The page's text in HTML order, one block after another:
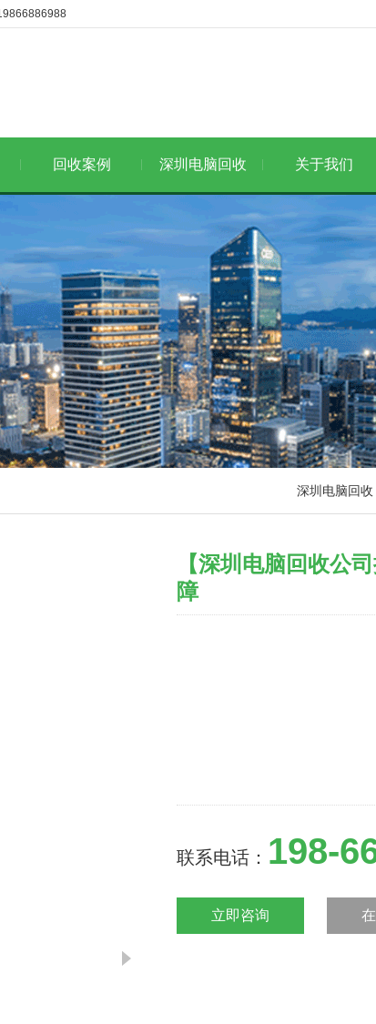
回收案例 深圳电脑回收 关于我们
深圳电脑回收
【深圳电脑回收公
障
联系电话： 198-
立即咨询